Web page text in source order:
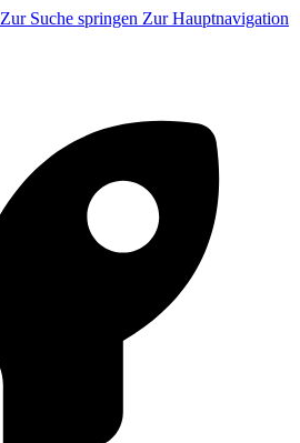
Zur Suche springen Zur Hauptnavigation